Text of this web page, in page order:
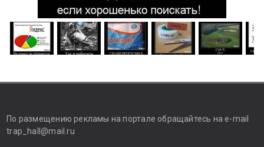
По размещению рекламы на портале обращайтесь на e-mail
trap_hall@mail.ru